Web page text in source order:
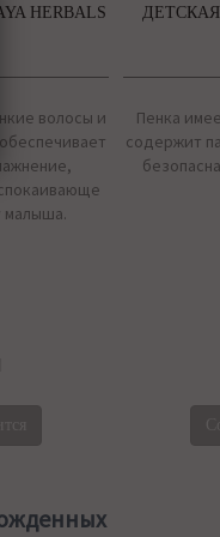
HERBALS
волосы и
малыша.
Пенка
содержит